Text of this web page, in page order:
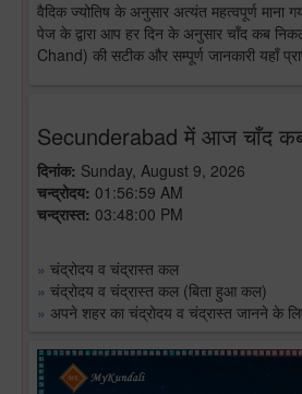
वैदिक ज्योतिष के अनुसार अत्यंत महत्वपूर्ण
पेज के द्वारा आप हर दिन के अनुसार चाँद कब
Chand) की सटीक और सम्पूर्ण जानकारी यहाँ
Secunderabad में आज चाँद
दिनांक: Sunday, August 9, 2026
चन्द्रोदय: 01:56:59 AM
चन्द्रास्त: 03:48:00 PM
» चंद्रोदय व चंद्रास्त कल
» चंद्रोदय व चंद्रास्त कल (बिता हुआ कल)
» अपने शहर का चंद्रोदय व चंद्रास्त जानने के